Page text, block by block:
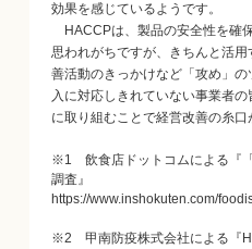
効果を感じているようです。
HACCPは、製品の安全性を確
思われがちですが、きちんと活
善活動のきっかけなど「攻め」
入に対応しきれていない事業者
に取り組むことで経営改善の糸口
※1 飲食店ドットコムによる『
調査』
https://www.inshokuten.com/
※2 甲南防疫株式会社による『